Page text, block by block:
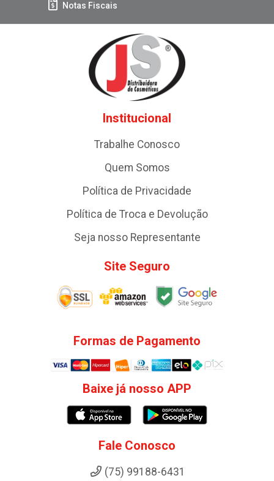
Notas Fiscais
Institucional
Trabalhe Conosco
Quem Somos
Política de Privacidade
Política de Troca e Devolução
Seja nosso Representante
Site Seguro
Formas de Pagamento
Baixe já nosso APP
Fale Conosco
(75) 99188-6431